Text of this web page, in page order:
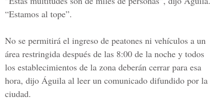
“Estamos al tope”.
No se permitirá el ingreso de peatones ni vehículos a un
área restringida después de las 8:00 de la noche y todos
los establecimientos de la zona deberán cerrar para esa
hora, dijo Águila al leer un comunicado difundido por la
ciudad.